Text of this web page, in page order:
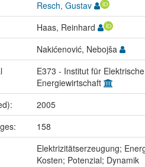
Resch, Gustav
Haas, Reinhard
Nakićenović, Nebojša
E373 - Institut für
Energiewirtschaft
2005
158
Elektrizitätserzeugung;
Kosten; Potenzial; Dynamik